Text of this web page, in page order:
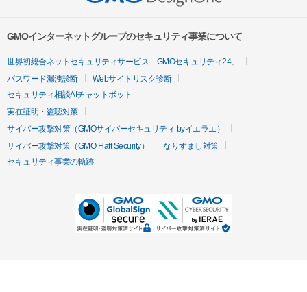
GMOインターネットグループのセキュリティ事業について
世界初総合ネットセキュリティサービス「GMOセキュリティ24」
パスワード漏洩診断
Webサイトリスク診断
セキュリティ相談AIチャットボット
実在証明・盗聴対策
サイバー攻撃対策（GMOサイバーセキュリティ byイエラエ）
サイバー攻撃対策（GMO Flatt Security）
なりすまし対策
セキュリティ事業の軌跡